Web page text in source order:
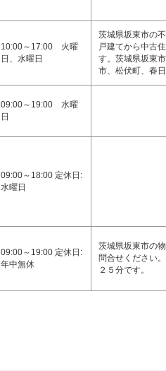
10:00～17:00 火曜
日、水曜日
茨城県坂東市の
戸建てから中古
す。茨城県坂東
市、松伏町、春
09:00～19:00 水曜
日
09:00～18:00 定休日:
水曜日
09:00～19:00 定休日:
年中無休
茨城県坂東市の
問合せください
２５分です。